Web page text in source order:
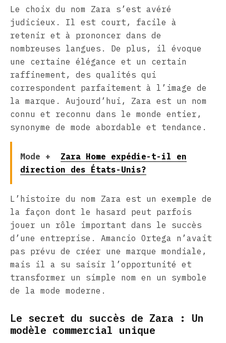
Le choix du nom Zara s’est avéré
judicieux. Il est court, facile à
retenir et à prononcer dans de
nombreuses langues. De plus, il évoque
une certaine élégance et un certain
raffinement, des qualités qui
correspondent parfaitement à l’image de
la marque. Aujourd’hui, Zara est un nom
connu et reconnu dans le monde entier,
synonyme de mode abordable et tendance.
Mode +
Zara Home expédie-t-il en
direction des États-Unis?
L’histoire du nom Zara est un exemple de
la façon dont le hasard peut parfois
jouer un rôle important dans le succès
d’une entreprise. Amancio Ortega n’avait
pas prévu de créer une marque mondiale,
mais il a su saisir l’opportunité et
transformer un simple nom en un symbole
de la mode moderne.
Le secret du succès de Zara : Un
modèle commercial unique